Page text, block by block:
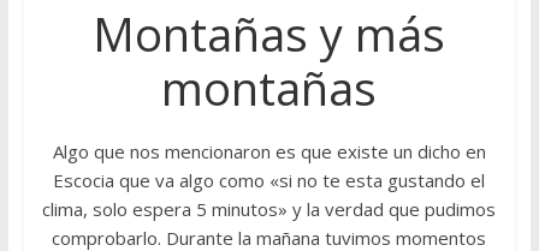
Montañas y más
montañas
Algo que nos mencionaron es que existe un dicho en
Escocia que va algo como «si no te esta gustando el
clima, solo espera 5 minutos» y la verdad que pudimos
comprobarlo. Durante la mañana tuvimos momentos